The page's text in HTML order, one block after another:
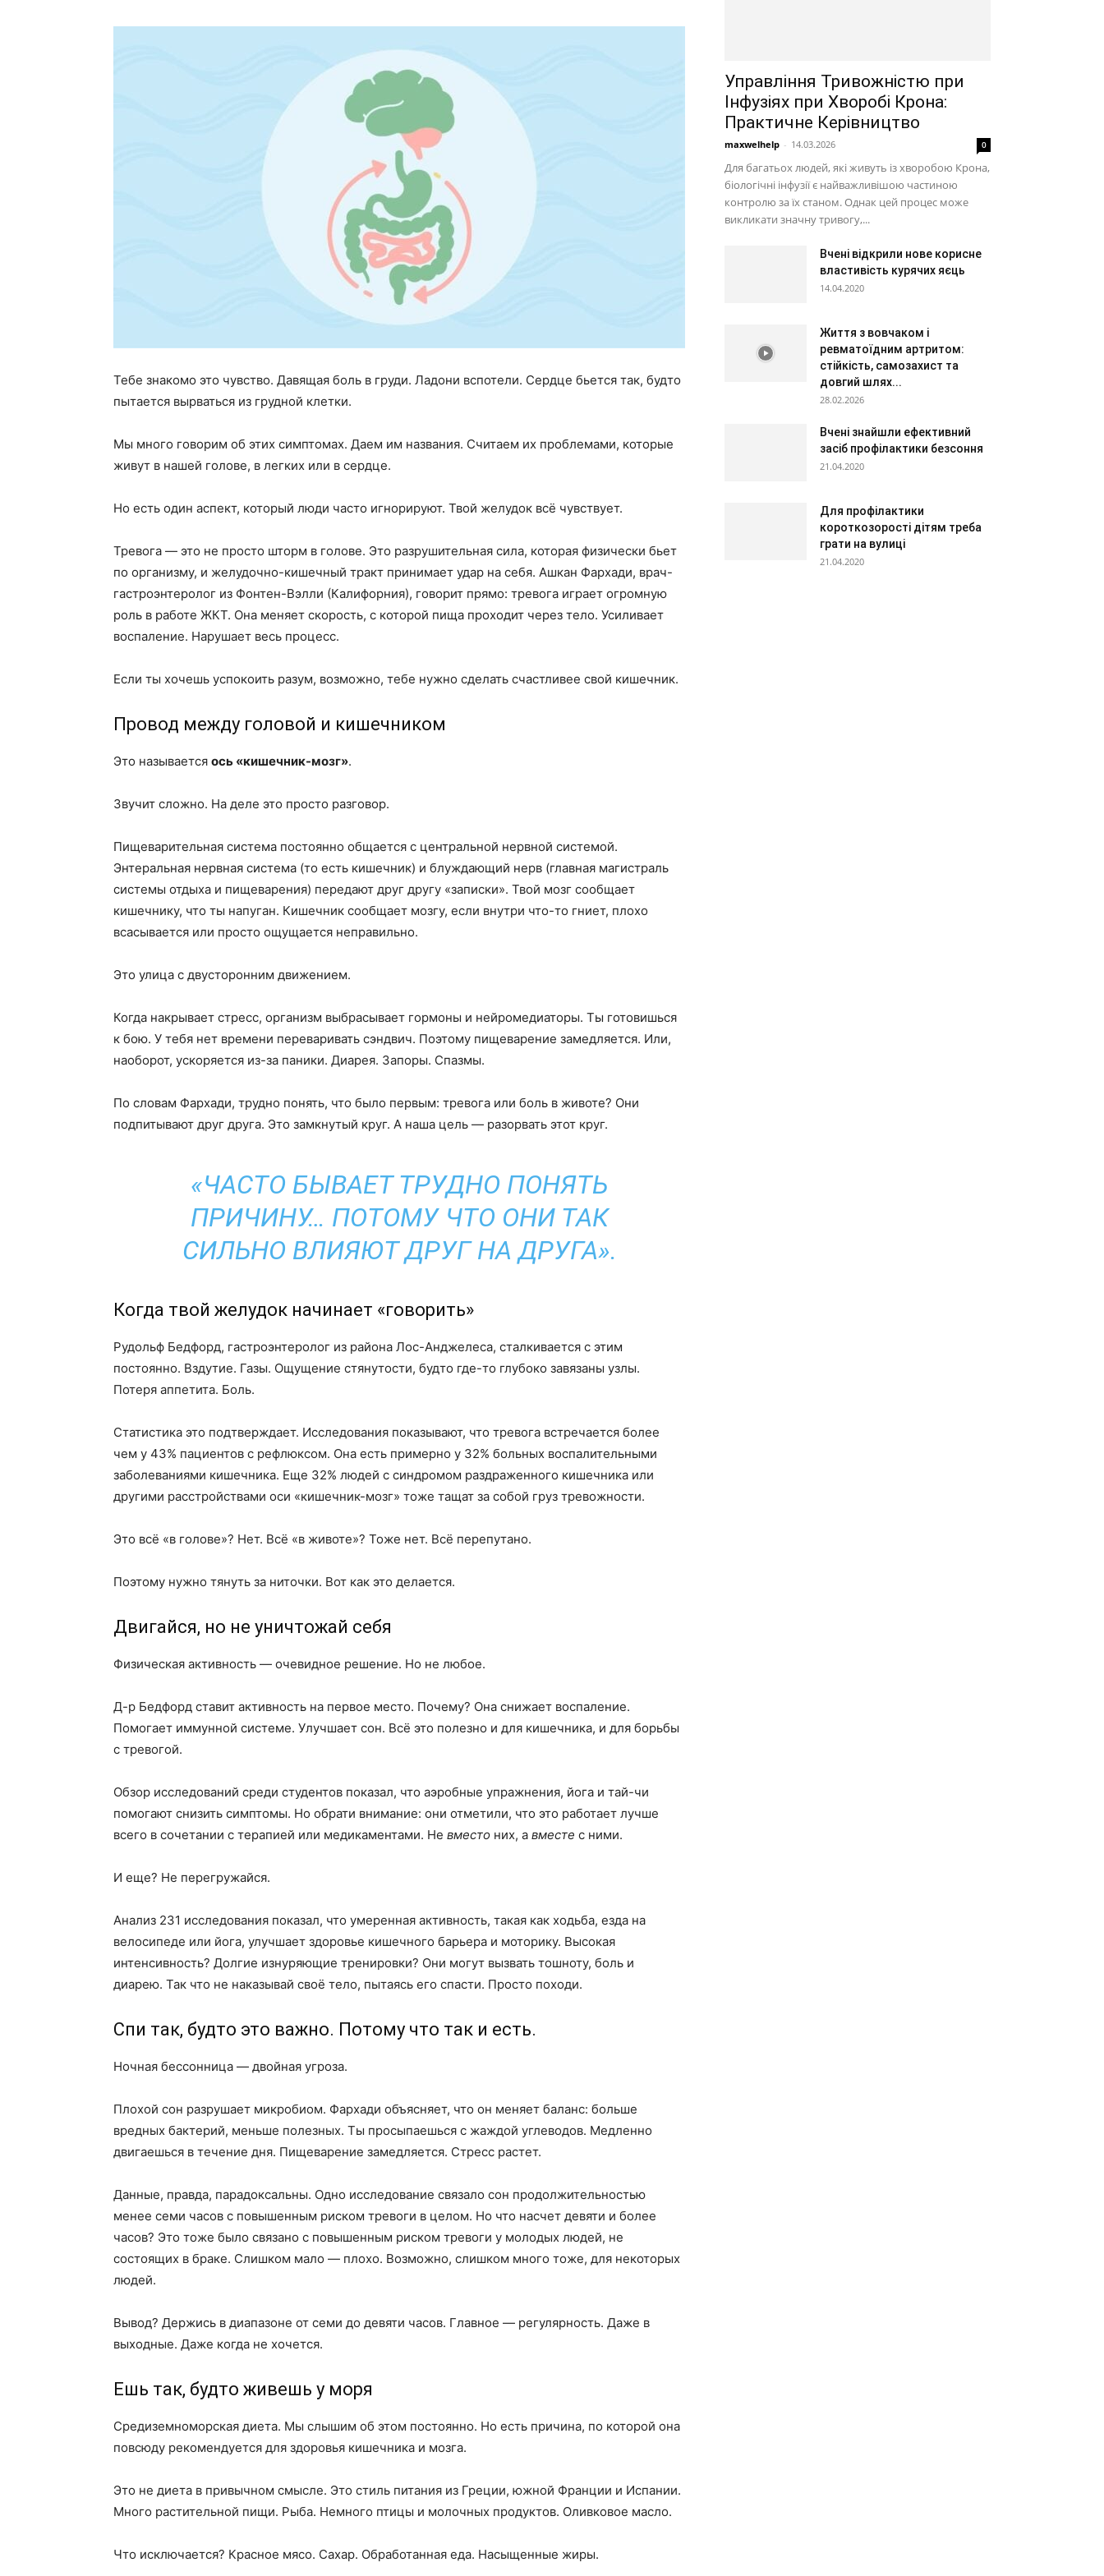
Тебе знакомо это чувство. Давящая боль в груди. Ладони вспотели. Сердце бьется так, будто
пытается вырваться из грудной клетки.
Мы много говорим об этих симптомах. Даем им названия. Считаем их проблемами, которые
живут в нашей голове, в легких или в сердце.
Но есть один аспект, который люди часто игнорируют. Твой желудок всё чувствует.
Тревога — это не просто шторм в голове. Это разрушительная сила, которая физически бьет
по организму, и желудочно-кишечный тракт принимает удар на себя. Ашкан Фархади, врач-
гастроэнтеролог из Фонтен-Вэлли (Калифорния), говорит прямо: тревога играет огромную
роль в работе ЖКТ. Она меняет скорость, с которой пища проходит через тело. Усиливает
воспаление. Нарушает весь процесс.
Если ты хочешь успокоить разум, возможно, тебе нужно сделать счастливее свой кишечник.
Провод между головой и кишечником
Это называется ось «кишечник-мозг».
Звучит сложно. На деле это просто разговор.
Пищеварительная система постоянно общается с центральной нервной системой.
Энтеральная нервная система (то есть кишечник) и блуждающий нерв (главная магистраль
системы отдыха и пищеварения) передают друг другу «записки». Твой мозг сообщает
кишечнику, что ты напуган. Кишечник сообщает мозгу, если внутри что-то гниет, плохо
всасывается или просто ощущается неправильно.
Это улица с двусторонним движением.
Когда накрывает стресс, организм выбрасывает гормоны и нейромедиаторы. Ты готовишься
к бою. У тебя нет времени переваривать сэндвич. Поэтому пищеварение замедляется. Или,
наоборот, ускоряется из-за паники. Диарея. Запоры. Спазмы.
По словам Фархади, трудно понять, что было первым: тревога или боль в животе? Они
подпитывают друг друга. Это замкнутый круг. А наша цель — разорвать этот круг.
«ЧАСТО БЫВАЕТ ТРУДНО ПОНЯТЬ
ПРИЧИНУ… ПОТОМУ ЧТО ОНИ ТАК
СИЛЬНО ВЛИЯЮТ ДРУГ НА ДРУГА».
Когда твой желудок начинает «говорить»
Рудольф Бедфорд, гастроэнтеролог из района Лос-Анджелеса, сталкивается с этим
постоянно. Вздутие. Газы. Ощущение стянутости, будто где-то глубоко завязаны узлы.
Потеря аппетита. Боль.
Статистика это подтверждает. Исследования показывают, что тревога встречается более
чем у 43% пациентов с рефлюксом. Она есть примерно у 32% больных воспалительными
заболеваниями кишечника. Еще 32% людей с синдромом раздраженного кишечника или
другими расстройствами оси «кишечник-мозг» тоже тащат за собой груз тревожности.
Это всё «в голове»? Нет. Всё «в животе»? Тоже нет. Всё перепутано.
Поэтому нужно тянуть за ниточки. Вот как это делается.
Двигайся, но не уничтожай себя
Физическая активность — очевидное решение. Но не любое.
Д-р Бедфорд ставит активность на первое место. Почему? Она снижает воспаление.
Помогает иммунной системе. Улучшает сон. Всё это полезно и для кишечника, и для борьбы
с тревогой.
Обзор исследований среди студентов показал, что аэробные упражнения, йога и тай-чи
помогают снизить симптомы. Но обрати внимание: они отметили, что это работает лучше
всего в сочетании с терапией или медикаментами. Не вместо них, а вместе с ними.
И еще? Не перегружайся.
Анализ 231 исследования показал, что умеренная активность, такая как ходьба, езда на
велосипеде или йога, улучшает здоровье кишечного барьера и моторику. Высокая
интенсивность? Долгие изнуряющие тренировки? Они могут вызвать тошноту, боль и
диарею. Так что не наказывай своё тело, пытаясь его спасти. Просто походи.
Спи так, будто это важно. Потому что так и есть.
Ночная бессонница — двойная угроза.
Плохой сон разрушает микробиом. Фархади объясняет, что он меняет баланс: больше
вредных бактерий, меньше полезных. Ты просыпаешься с жаждой углеводов. Медленно
двигаешься в течение дня. Пищеварение замедляется. Стресс растет.
Данные, правда, парадоксальны. Одно исследование связало сон продолжительностью
менее семи часов с повышенным риском тревоги в целом. Но что насчет девяти и более
часов? Это тоже было связано с повышенным риском тревоги у молодых людей, не
состоящих в браке. Слишком мало — плохо. Возможно, слишком много тоже, для некоторых
людей.
Вывод? Держись в диапазоне от семи до девяти часов. Главное — регулярность. Даже в
выходные. Даже когда не хочется.
Ешь так, будто живешь у моря
Средиземноморская диета. Мы слышим об этом постоянно. Но есть причина, по которой она
повсюду рекомендуется для здоровья кишечника и мозга.
Это не диета в привычном смысле. Это стиль питания из Греции, южной Франции и Испании.
Много растительной пищи. Рыба. Немного птицы и молочных продуктов. Оливковое масло.
Что исключается? Красное мясо. Сахар. Обработанная еда. Насыщенные жиры.
Управління Тривожністю при
Інфузіях при Хворобі Крона:
Практичне Керівництво
maxwelhelp - 14.03.2026 0
Для багатьох людей, які живуть із хворобою Крона,
біологічні інфузії є найважливішою частиною
контролю за їх станом. Однак цей процес може
викликати значну тривогу,...
Вчені відкрили нове корисне
властивість курячих яєць
14.04.2020
Життя з вовчаком і
ревматоїдним артритом:
стійкість, самозахист та
довгий шлях...
28.02.2026
Вчені знайшли ефективний
засіб профілактики безсоння
21.04.2020
Для профілактики
короткозорості дітям треба
грати на вулиці
21.04.2020